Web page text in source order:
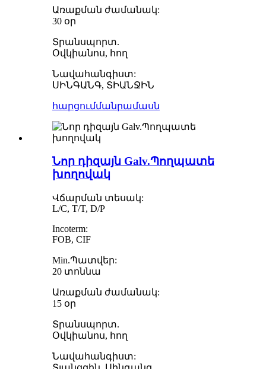
Առաքման ժամանակ:
30 օր
Տրանսպորտ.
Օվկիանոս, հող
Նավահանգիստ:
ՍԻՆԳԱՆԳ, ՏԻԱՆՋԻՆ
հարցումմանրամասն
Նոր դիզայն Galv.Պողպատե
խողովակ
Վճարման տեսակ:
L/C, T/T, D/P
Incoterm:
FOB, CIF
Min.Պատվեր:
20 տոննա
Առաքման ժամանակ:
15 օր
Տրանսպորտ.
Օվկիանոս, հող
Նավահանգիստ: